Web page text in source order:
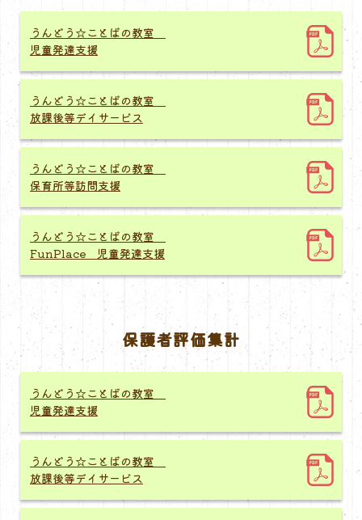
うんどう☆ことばの教室
児童発達支援
うんどう☆ことばの教室
放課後等デイサービス
うんどう☆ことばの教室
保育所等訪問支援
うんどう☆ことばの教室
FunPlace 児童発達支援
保護者評価集計
うんどう☆ことばの教室
児童発達支援
うんどう☆ことばの教室
放課後等デイサービス